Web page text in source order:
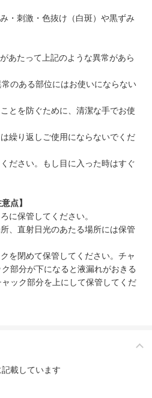
・刺激・色抜け（白斑）や黒ずみ
あたって上記のような異常があら
のある部位にはお使いにならない
とを防ぐために、清潔な手でお使
繰り返しご使用にならないでくだ
ださい。もし目に入った時はすぐ
点】
に保管してください。
、直射日光のあたる場所には保管
を閉めて保管してください。チャ
部分が下になると液漏れがおきる
ック部分を上にして保管してくだ
載しています